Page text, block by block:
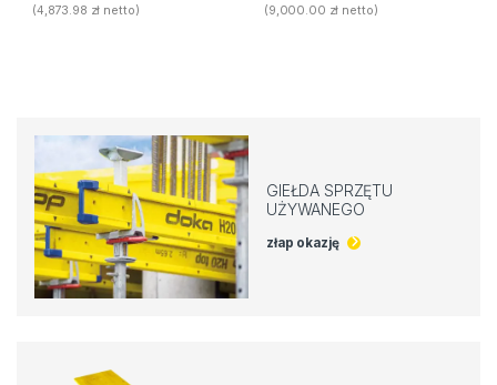
(4,873.98 zł netto) (9,000.00 zł netto)
GIEŁDA SPRZĘTU
UŻYWANEGO
złap okazję